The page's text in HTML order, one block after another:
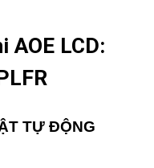
AOE LCD:
TỰ ĐỘNG